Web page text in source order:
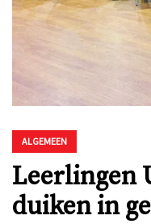
ALGEMEEN
Leerlingen
duiken in